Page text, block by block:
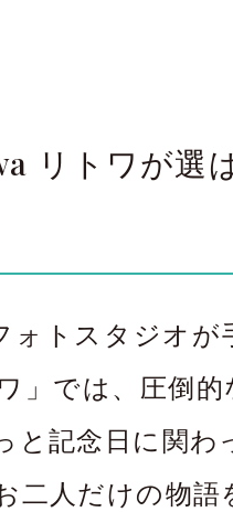
リトワが選
ォトスタジオ
」では、圧倒
と記念日に関わ
二人だけの物